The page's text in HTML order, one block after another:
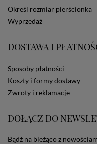
dotyczących cookies
użytkownika. Jeżeli
ustawienia swojej
Określ rozmiar pierścionka
Wyprzedaż
DOSTAWA I
Sposoby płatności
Koszty i formy dostawy
Zwroty i reklamacje
DOŁĄCZ DO
Bądź na bieżąco z